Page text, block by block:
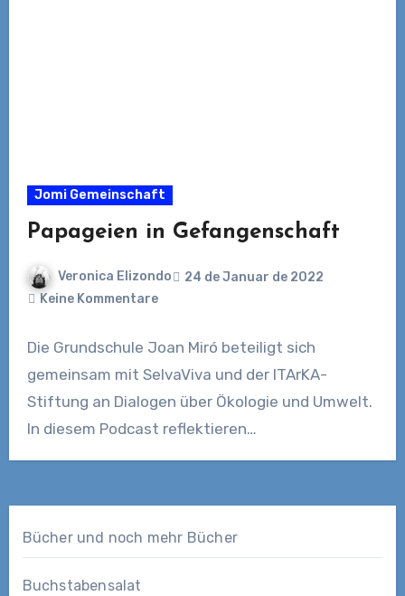
Jomi Gemeinschaft
Papageien in Gefangenschaft
Veronica Elizondo
24 de Januar de 2022
Keine Kommentare
Die Grundschule Joan Miró beteiligt sich
gemeinsam mit SelvaViva und der ITArKA-
Stiftung an Dialogen über Ökologie und Umwelt.
In diesem Podcast reflektieren…
Bücher und noch mehr Bücher
Buchstabensalat